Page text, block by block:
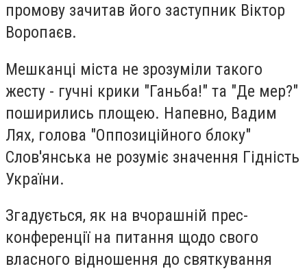
промову зачитав його заступник Віктор
Воропаєв.
Мешканці міста не зрозуміли такого
жесту - гучні крики "Ганьба!" та "Де мер?"
поширились площею. Напевно, Вадим
Лях, голова "Оппозиційного блоку"
Слов'янська не розуміє значення Гідність
України.
Згадується, як на вчорашній прес-
конференції на питання щодо свого
власного відношення до святкування